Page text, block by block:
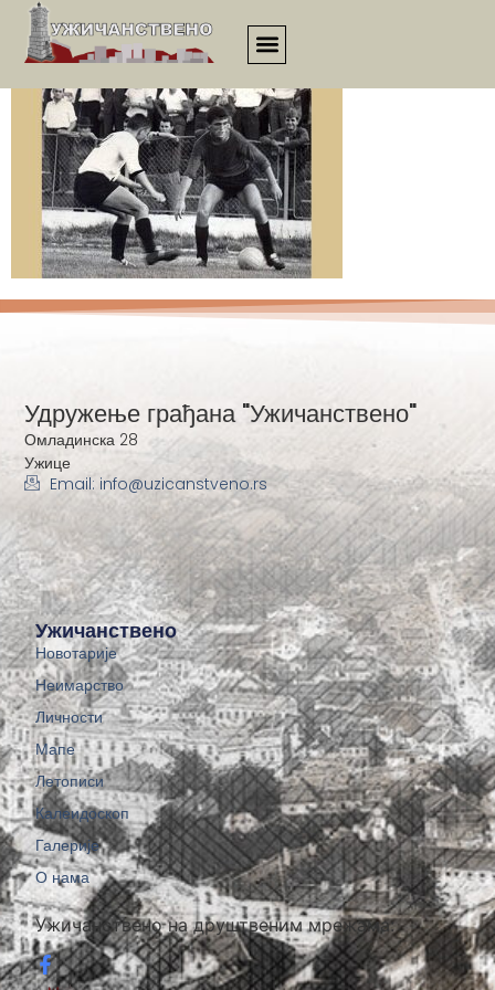
3845
Ужичанствено на друштвеним мрежама:
Ужичанствено
Новотарије
Неимарство
Личности
Мапе
Летописи
Калеидоскоп
Галерије
О нама
Удружење грађана "Ужичанствено"
Омладинска 28
Ужице
Email: info@uzicanstveno.rs